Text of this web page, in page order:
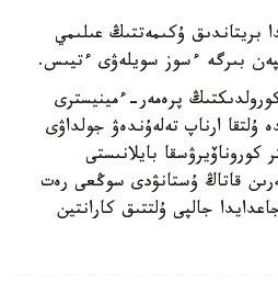
بريتاندىق ۇكىمەتتىڭ عىلىمي
بىرگە ءسوز سويلەۋى ءتيىس.
پرەمەر-ءمينيسترى
ارناپ تەلەۇندەۋ جولداۋى
بايلانىستى
قاتاڭ ۇستانۋدى سوڭعى رەت
جالپى ۇلتتىق كارانتين